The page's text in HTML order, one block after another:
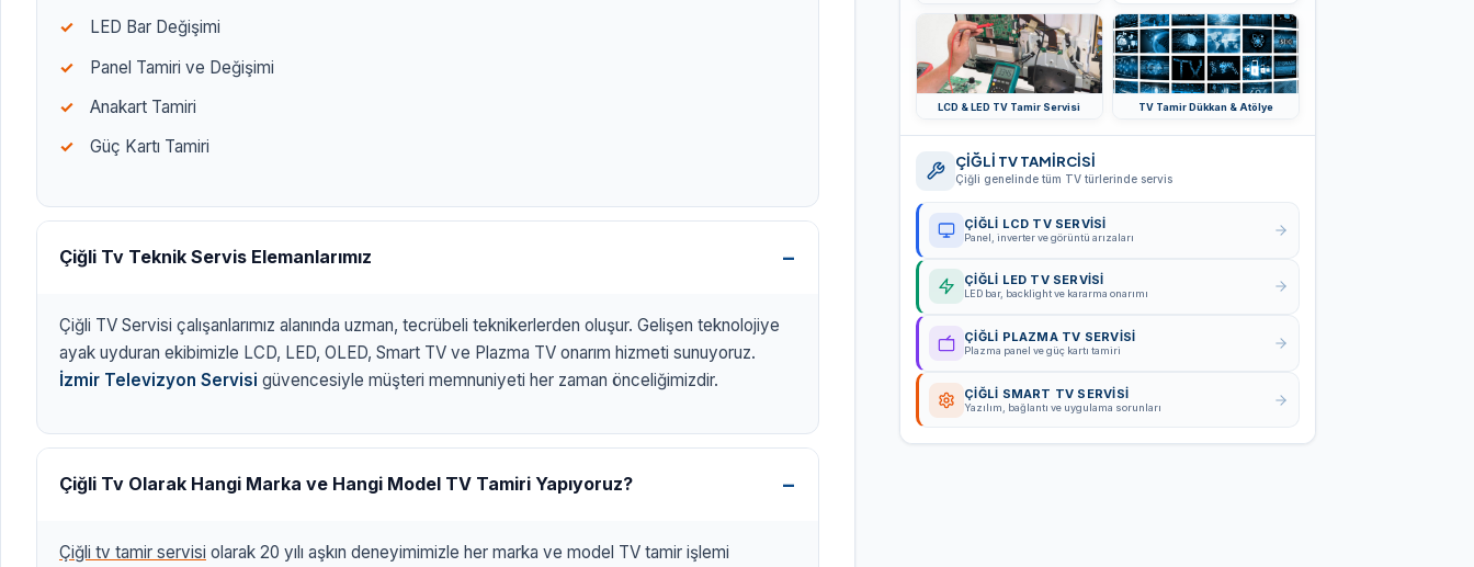
LED Bar Değişimi
Panel Tamiri ve Değişimi
Anakart Tamiri
Güç Kartı Tamiri
Çiğli Tv Teknik Servis Elemanlarımız
Çiğli TV Servisi çalışanlarımız alanında uzman, tecrübeli teknikerlerden oluşur. Gelişen teknolojiye
ayak uyduran ekibimizle LCD, LED, OLED, Smart TV ve Plazma TV onarım hizmeti sunuyoruz.
İzmir Televizyon Servisi güvencesiyle müşteri memnuniyeti her zaman önceliğimizdir.
Çiğli Tv Olarak Hangi Marka ve Hangi Model TV Tamiri Yapıyoruz?
Çiğli tv tamir servisi olarak 20 yılı aşkın deneyimimizle her marka ve model TV tamir işlemi
LCD & LED TV Tamir Servisi TV Tamir Dükkan & Atölye
ÇİĞLİ TV TAMİRCİSİ
Çiğli genelinde tüm TV türlerinde servis
ÇİĞLİ LCD TV SERVISI
Panel, inverter ve görüntü arızaları
ÇİĞLİ LED TV SERVISI
LED bar, backlight ve kararma onarımı
ÇİĞLİ PLAZMA TV SERVISI
Plazma panel ve güç kartı tamiri
ÇİĞLİ SMART TV SERVISI
Yazılım, bağlantı ve uygulama sorunları